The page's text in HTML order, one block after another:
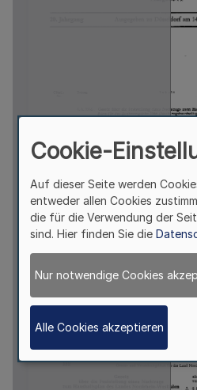
Cookie-
Auf dieser Seite werden
entweder allen Cookies
die für die Verwendung der
sind. Hier finden Sie die
Nur notwendige Cookies
Alle Cookies akzeptieren